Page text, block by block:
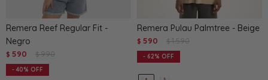
Remera Reef Regular Fit -
Negro
$ 590 $ 990
40
Remera Pulau Palmtree - Beige
$ 590 $ 1.590
62